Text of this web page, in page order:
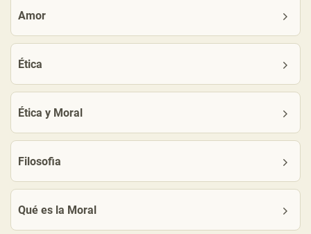
Amor
Ética
Ética y Moral
Filosofia
Qué es la Moral